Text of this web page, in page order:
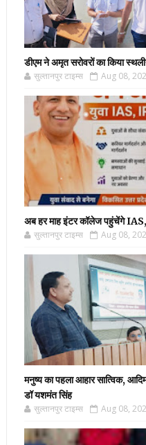
डीएम ने अमृत सरोवरों का किया
सुल्तानपुर टाइम्स Aug 08,
अब हर माह इंटर कॉलेज पहुंचेंगे
सुल्तानपुर टाइम्स Aug 08,
मनुष्य का पहला आहार सात्विक,
डॉ यशमंत सिंह
सुल्तानपुर टाइम्स Aug 08,